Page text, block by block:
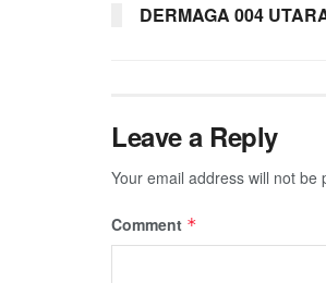
DERMAGA 004
Leave a Reply
Your email address will not be
Comment *